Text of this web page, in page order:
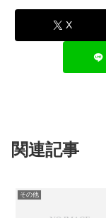
X
関連記事
その他